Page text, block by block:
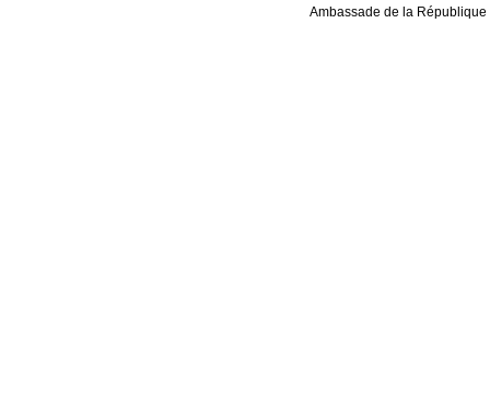
Ambassade de la